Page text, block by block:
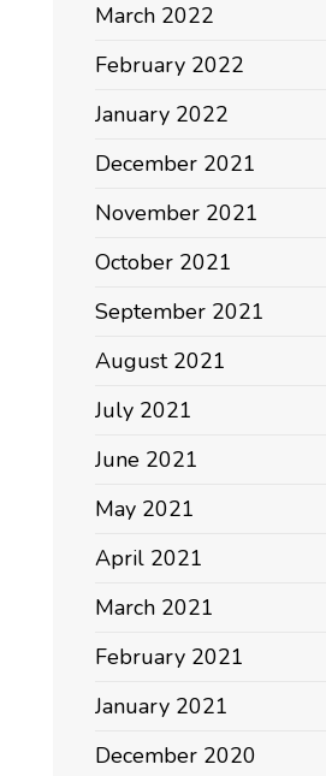
March 2022
February 2022
January 2022
December 2021
November 2021
October 2021
September 2021
August 2021
July 2021
June 2021
May 2021
April 2021
March 2021
February 2021
January 2021
December 2020